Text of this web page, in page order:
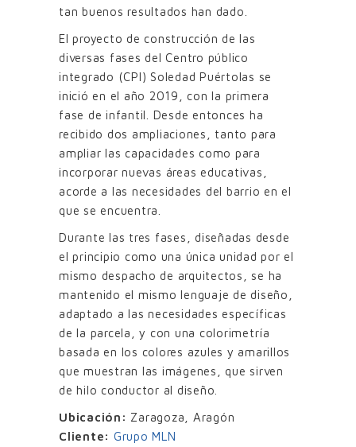
tan buenos resultados han dado.
El proyecto de construcción de las
diversas fases del Centro público
integrado (CPI) Soledad Puértolas se
inició en el año 2019, con la primera
fase de infantil. Desde entonces ha
recibido dos ampliaciones, tanto para
ampliar las capacidades como para
incorporar nuevas áreas educativas,
acorde a las necesidades del barrio en el
que se encuentra.
Durante las tres fases, diseñadas desde
el principio como una única unidad por el
mismo despacho de arquitectos, se ha
mantenido el mismo lenguaje de diseño,
adaptado a las necesidades específicas
de la parcela, y con una colorimetría
basada en los colores azules y amarillos
que muestran las imágenes, que sirven
de hilo conductor al diseño.
Ubicación: Zaragoza, Aragón
Cliente: Grupo MLN